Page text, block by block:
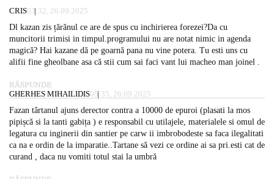
CRIS03:32, 26.09.2025
Dl kazan zis țărănul ce are de spus cu inchirierea forezei?Da cu
muncitorii trimisi in timpul.programului nu are notat nimic in agenda
magică? Hai kazane dă pe goarnă pana nu vine potera. Tu esti uns cu
alifii fine gheolbane asa că stii cum sai faci vant lui macheo man joinel .
RĂSPUNDE
GHERHES MIHAILIDIS05:35, 26.09.2025
Fazan târtanul ajuns derector contra a 10000 de epuroi (plasati la mos
pipișcă si la tanti gabița ) e responsabil cu utilajele, materialele si omul de
legatura cu inginerii din santier pe carw ii imbrobodeste sa faca ilegalitati
ca na e ordin de la imparatie..Tartane să vezi ce ordine ai sa pri.esti cat de
curand , daca nu vomiti totul stai la umbră